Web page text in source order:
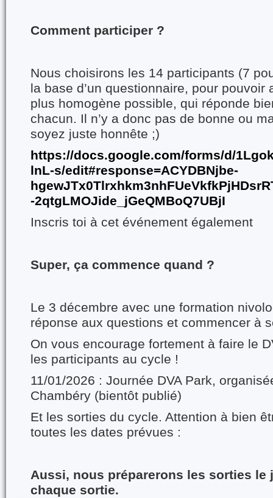
Comment participer ?
Nous choisirons les 14 participants (7
la base d’un questionnaire, pour pouvoir
plus homogène possible, qui réponde
chacun. Il n’y a donc pas de bonne ou
soyez juste honnête ;)
https://docs.google.com/forms/d/
lnL-s/edit#response=ACYDBNjbe-
-2qtgLMOJide_jGeQMBoQ7UBjI
Inscris toi à cet événement également
Super, ça commence quand ?
Le 3 décembre avec une formation
réponse aux questions et commencer à
On vous encourage fortement à faire le
les participants au cycle !
11/01/2026 : Journée DVA Park,
Chambéry (bientôt publié)
Et les sorties du cycle. Attention à bien
toutes les dates prévues :
Aussi, nous préparerons les sorties le
chaque sortie.